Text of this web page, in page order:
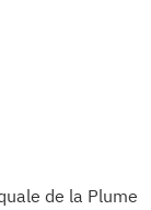
de la Plume